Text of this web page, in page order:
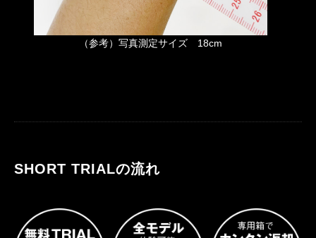
（参考）写真測定サイズ 18cm
SHORT TRIALの流れ